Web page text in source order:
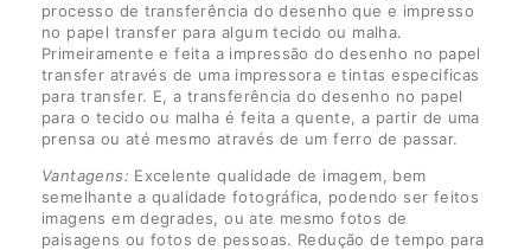
processo de transferência do desenho que e impresso
no papel transfer para algum tecido ou malha.
Primeiramente e feita a impressão do desenho no papel
transfer através de uma impressora e tintas especificas
para transfer. E, a transferência do desenho no papel
para o tecido ou malha é feita a quente, a partir de uma
prensa ou até mesmo através de um ferro de passar.
Vantagens: Excelente qualidade de imagem, bem
semelhante a qualidade fotográfica, podendo ser feitos
imagens em degrades, ou ate mesmo fotos de
paisagens ou fotos de pessoas. Redução de tempo para